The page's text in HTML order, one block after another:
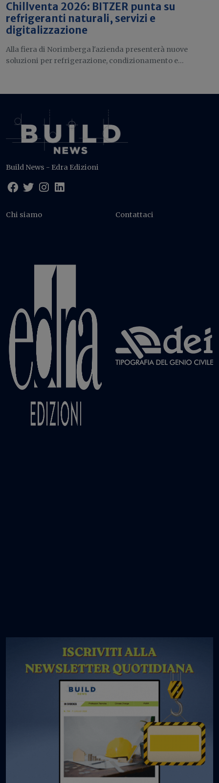
Chillventa 2026: BITZER punta su
refrigeranti naturali, servizi e
digitalizzazione
Alla fiera di Norimberga l'azienda presenterà nuove
soluzioni per refrigerazione, condizionamento e...
Build News - Edra Edizioni
Chi siamo Contattaci